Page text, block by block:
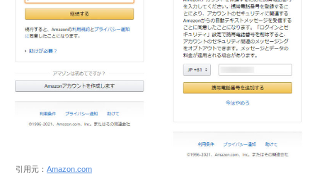
引用元： Amazon.com